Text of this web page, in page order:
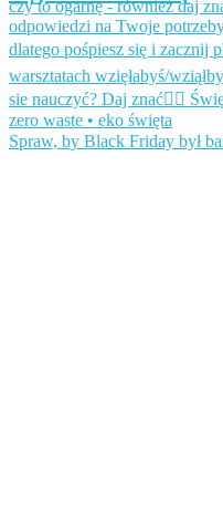
Spraw, by Black Friday był